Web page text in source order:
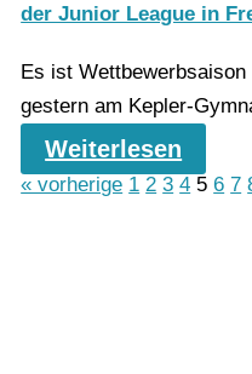
der Junior League in
Es ist
gestern am Kepler-
Weiterlesen
« vorherige 1 2 3 4 5 6 7